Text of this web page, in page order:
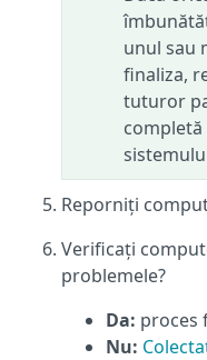
unul sau
finaliza,
tuturor
Reporniți
Verificați
problemele?
Da: proces
Nu: